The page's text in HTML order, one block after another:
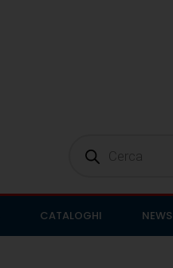
CATALOGHI NEWS